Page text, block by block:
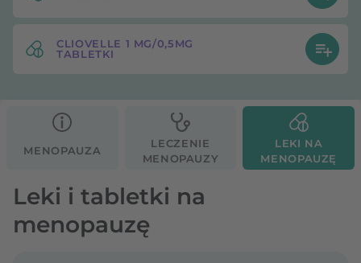
CLIOVELLE 1 MG/0,5MG
TABLETKI
MENOPAUZA
LECZENIE
MENOPAUZY
LEKI NA
MENOPAUZĘ
Leki i tabletki na
menopauzę